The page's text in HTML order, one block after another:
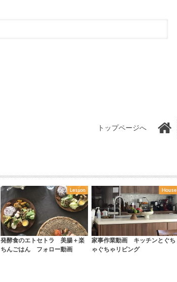
トップページへ
Lesson
発酵食のエトセトラ 美腸＋楽
ちんごはん フォロー動画
House
家事作業動画 キッチンとぐち
ゃぐちゃリビング